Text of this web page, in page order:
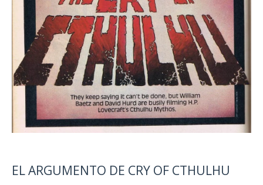
EL ARGUMENTO DE CRY OF CTHULHU